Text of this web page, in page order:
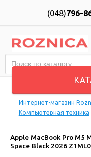
(048)796-
Интернет-магазин
Компьютерная техника
Apple MacBook Pro M5
Space Black 2026